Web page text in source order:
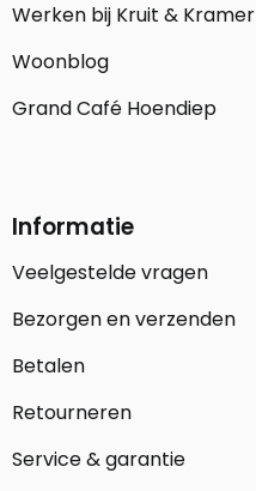
Werken bij Kruit & Kramer
Woonblog
Grand Café Hoendiep
Informatie
Veelgestelde vragen
Bezorgen en verzenden
Betalen
Retourneren
Service & garantie